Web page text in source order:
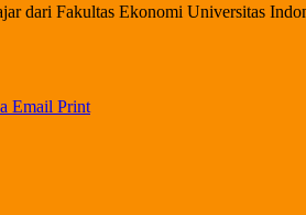
dari Fakultas Ekonomi Universitas
Email Print